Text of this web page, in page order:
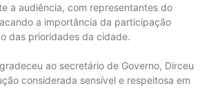
a audiência, com representantes do
a importância da participação
das prioridades da cidade.
ao secretário de Governo, Dirceu
considerada sensível e respeitosa em